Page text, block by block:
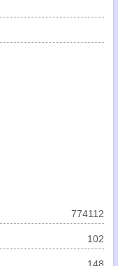
774112
102
148